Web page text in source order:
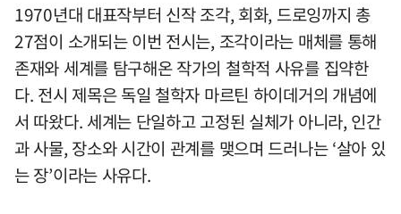
1970년대 대표작부터 신작 조각, 회화, 드로잉까지 총
27점이 소개되는 이번 전시는, 조각이라는 매체를 통해
존재와 세계를 탐구해온 작가의 철학적 사유를 집약한
다. 전시 제목은 독일 철학자 마르틴 하이데거의 개념에
서 따왔다. 세계는 단일하고 고정된 실체가 아니라, 인간
과 사물, 장소와 시간이 관계를 맺으며 드러나는 ‘살아 있
는 장’이라는 사유다.